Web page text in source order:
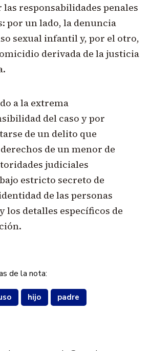
responsabilidades penales
por un lado, la denuncia
sexual infantil y, por el otro,
derivada de la justicia
a la extrema
del caso y por
de un delito que
de un menor de
judiciales
estricto secreto de
de las personas
los detalles específicos de
de la nota:
hijo padre